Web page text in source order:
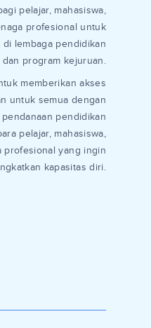
pelajar, mahasiswa,
profesional untuk
lembaga pendidikan
program kejuruan.
memberikan akses
untuk semua dengan
pendidikan
pelajar, mahasiswa,
profesional yang ingin
kapasitas diri.